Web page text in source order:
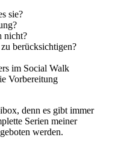
sie?
nicht?
berücksichtigen?
im Social Walk
Vorbereitung
denn es gibt immer
Serien meiner
werden.